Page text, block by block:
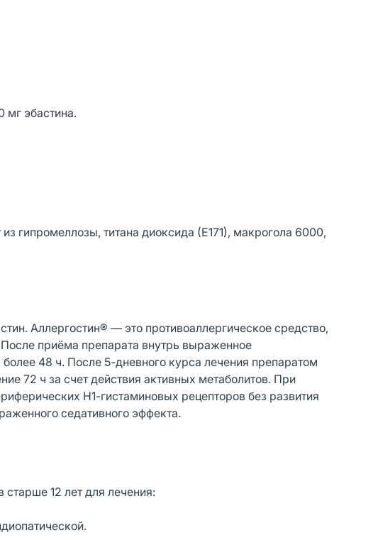
мг эбастина.
гипромеллозы, титана диоксида (Е171), макрогола 6000,
Аллергостин® — это противоаллергическое средство,
приёма препарата внутрь выраженное
более 48 ч. После 5-дневного курса лечения препаратом
72 ч за счет действия активных метаболитов. При
Н1-гистаминовых рецепторов без развития
седативного эффекта.
12 лет для лечения: